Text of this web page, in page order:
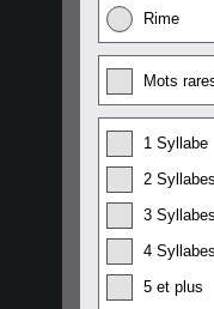
Rime
Mots
1 Syllabe
2 Syllabes
3 Syllabes
4 Syllabes
5 et plus